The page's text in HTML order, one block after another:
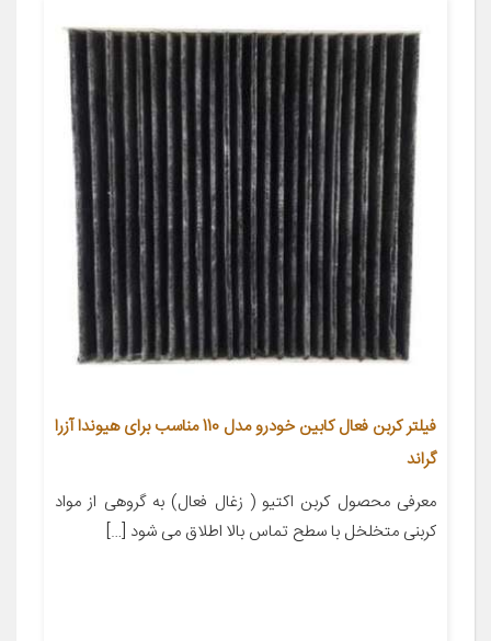
فیلتر کربن فعال کابین خودرو مدل 110 مناسب برای هیوندا آزرا
گراند
معرفی محصول کربن اکتیو ( زغال فعال) به گروهی از مواد
کربنی متخلخل با سطح تماس بالا اطلاق می شود […]